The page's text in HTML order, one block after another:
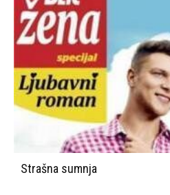
Strašna sumnja